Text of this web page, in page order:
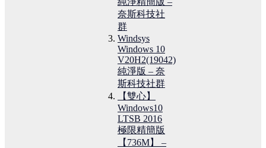
奈斯科技社
群
Windsys
Windows 10
V20H2(19042)
純淨版 – 奈
斯科技社群
【雙心】
Windows10
LTSB 2016
極限精簡版
【736M】 –